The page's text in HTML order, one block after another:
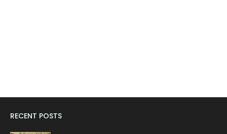
RECENT POSTS